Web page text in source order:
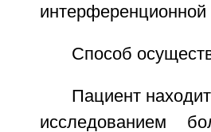
Способ
Пациент
исследованием